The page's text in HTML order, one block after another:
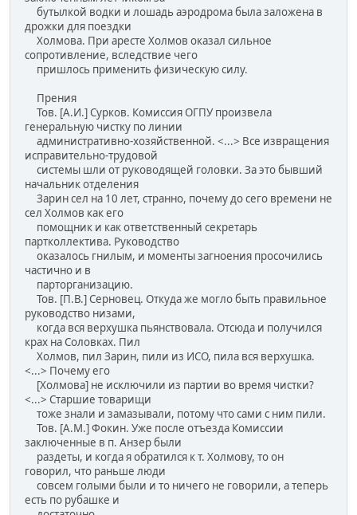
бутылкой водки и лошадь аэродрома была заложена в
дрожки для поездки
Холмова. При аресте Холмов оказал сильное
сопротивление, вследствие чего
пришлось применить физическую силу.
Прения
Тов. [А.И.] Сурков. Комиссия ОГПУ произвела
генеральную чистку по линии
административно-хозяйственной. <...> Все извращения
исправительно-трудовой
системы шли от руководящей головки. За это бывший
начальник отделения
Зарин сел на 10 лет, странно, почему до сего времени не
сел Холмов как его
помощник и как ответственный секретарь
партколлектива. Руководство
оказалось гнилым, и моменты загноения просочились
частично и в
парторганизацию.
Тов. [П.В.] Серновец. Откуда же могло быть правильное
руководство низами,
когда вся верхушка пьянствовала. Отсюда и получился
крах на Соловках. Пил
Холмов, пил Зарин, пили из ИСО, пила вся верхушка.
<...> Почему его
[Холмова] не исключили из партии во время чистки?
<...> Старшие товарищи
тоже знали и замазывали, потому что сами с ним пили.
Тов. [А.М.] Фокин. Уже после отъезда Комиссии
заключенные в п. Анзер были
раздеты, и когда я обратился к т. Холмову, то он
говорил, что раньше люди
совсем голыми были и то ничего не говорили, а теперь
есть по рубашке и